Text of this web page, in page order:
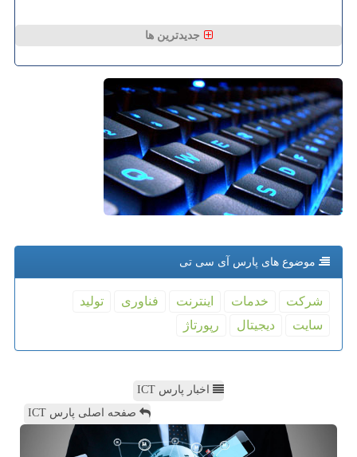
جدیدترین ها
موضوع های پارس آی سی تی
شركت خدمات اینترنت فناوری
تولید
سایت
دیجیتال رپورتاژ
اخبار پارس ICT
صفحه اصلی پارس ICT